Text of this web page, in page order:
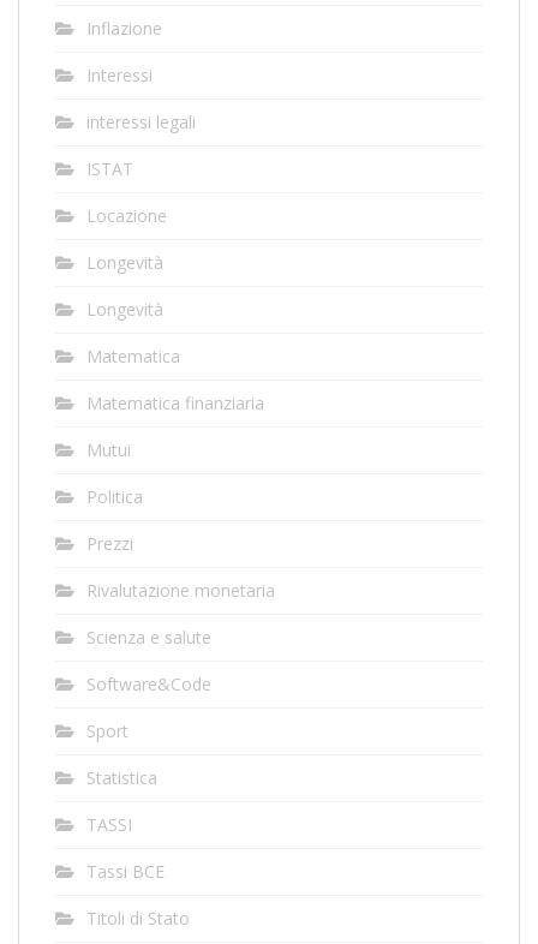
Inflazione
Interessi
interessi legali
ISTAT
Locazione
Longevità
Longevità
Matematica
Matematica finanziaria
Mutui
Politica
Prezzi
Rivalutazione monetaria
Scienza e salute
Software&Code
Sport
Statistica
TASSI
Tassi BCE
Titoli di Stato